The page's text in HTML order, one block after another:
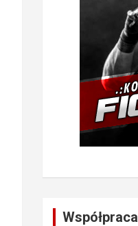
Współpraca